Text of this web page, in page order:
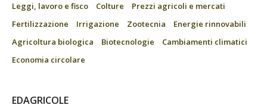
Leggi, lavoro e fisco
Colture
Prezzi agricoli e mercati
Fertilizzazione
Irrigazione Zootecnia
Energie rinnovabili
Agricoltura biologica
Biotecnologie
Cambiamenti climatici
Economia circolare
EDAGRICOLE